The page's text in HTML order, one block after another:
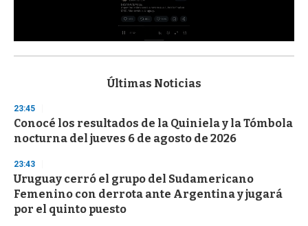
s
d
s
o
f
3
s
e
c
o
Últimas Noticias
23:45
Conocé los resultados de la Quiniela y la Tómbola
nocturna del jueves 6 de agosto de 2026
23:43
Uruguay cerró el grupo del Sudamericano
Femenino con derrota ante Argentina y jugará
por el quinto puesto